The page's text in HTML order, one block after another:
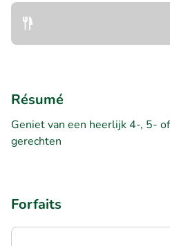
Résumé
Geniet van een heerlijk 4-, 5-
gerechten
Forfaits